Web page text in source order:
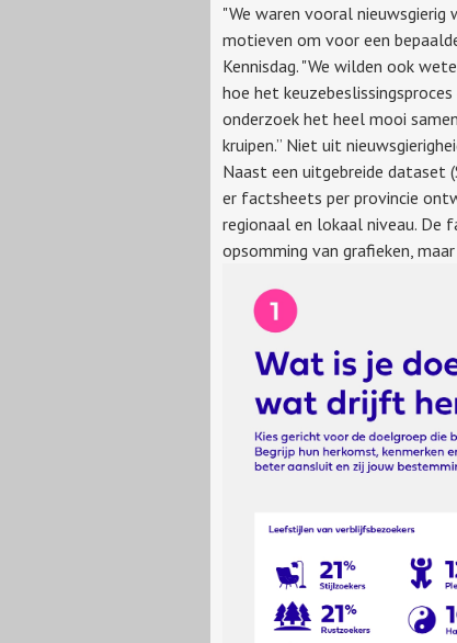
"We waren vooral nieuwsgierig
motieven om voor een
Kennisdag. "We wilden ook
hoe het
onderzoek het heel mooi
kruipen.” Niet uit
Naast een uitgebreide dataset
er factsheets per provincie
regionaal en lokaal niveau. De
opsomming van grafieken,